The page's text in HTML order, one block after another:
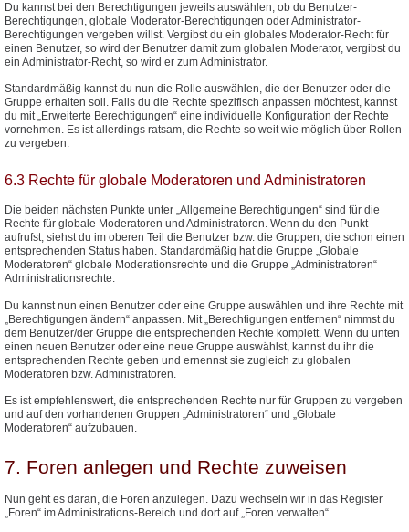
Du kannst bei den Berechtigungen jeweils auswählen, ob du Benutzer-
Berechtigungen, globale Moderator-Berechtigungen oder Administrator-
Berechtigungen vergeben willst. Vergibst du ein globales Moderator-Recht für
einen Benutzer, so wird der Benutzer damit zum globalen Moderator, vergibst du
ein Administrator-Recht, so wird er zum Administrator.
Standardmäßig kannst du nun die Rolle auswählen, die der Benutzer oder die
Gruppe erhalten soll. Falls du die Rechte spezifisch anpassen möchtest, kannst
du mit „Erweiterte Berechtigungen“ eine individuelle Konfiguration der Rechte
vornehmen. Es ist allerdings ratsam, die Rechte so weit wie möglich über Rollen
zu vergeben.
6.3 Rechte für globale Moderatoren und Administratoren
Die beiden nächsten Punkte unter „Allgemeine Berechtigungen“ sind für die
Rechte für globale Moderatoren und Administratoren. Wenn du den Punkt
aufrufst, siehst du im oberen Teil die Benutzer bzw. die Gruppen, die schon einen
entsprechenden Status haben. Standardmäßig hat die Gruppe „Globale
Moderatoren“ globale Moderationsrechte und die Gruppe „Administratoren“
Administrationsrechte.
Du kannst nun einen Benutzer oder eine Gruppe auswählen und ihre Rechte mit
„Berechtigungen ändern“ anpassen. Mit „Berechtigungen entfernen“ nimmst du
dem Benutzer/der Gruppe die entsprechenden Rechte komplett. Wenn du unten
einen neuen Benutzer oder eine neue Gruppe auswählst, kannst du ihr die
entsprechenden Rechte geben und ernennst sie zugleich zu globalen
Moderatoren bzw. Administratoren.
Es ist empfehlenswert, die entsprechenden Rechte nur für Gruppen zu vergeben
und auf den vorhandenen Gruppen „Administratoren“ und „Globale
Moderatoren“ aufzubauen.
7. Foren anlegen und Rechte zuweisen
Nun geht es daran, die Foren anzulegen. Dazu wechseln wir in das Register
„Foren“ im Administrations-Bereich und dort auf „Foren verwalten“.